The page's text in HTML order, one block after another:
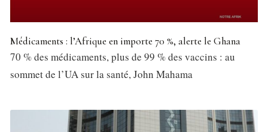
Médicaments : l’Afrique en importe 70 %, alerte le Ghana
70 % des médicaments, plus de 99 % des vaccins : au
sommet de l’UA sur la santé, John Mahama